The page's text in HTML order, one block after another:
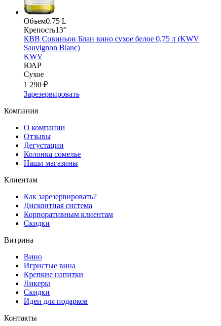
Объем0.75 L
Крепость13°
КВВ Совиньон Блан вино сухое белое 0,75 л (KWV
Sauvignon Blanc)
KWV
ЮАР
Сухое
1 290 ₽
Зарезервировать
Компания
О компании
Отзывы
Дегустации
Колонка сомелье
Наши магазины
Клиентам
Как зарезервировать?
Дисконтная система
Корпоративным клиентам
Скидки
Витрина
Вино
Игристые вина
Крепкие напитки
Ликеры
Скидки
Идеи для подарков
Контакты